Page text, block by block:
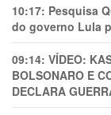
10:17: Pesquisa
do governo Lula
09:14: VÍDEO:
BOLSONARO E
DECLARA